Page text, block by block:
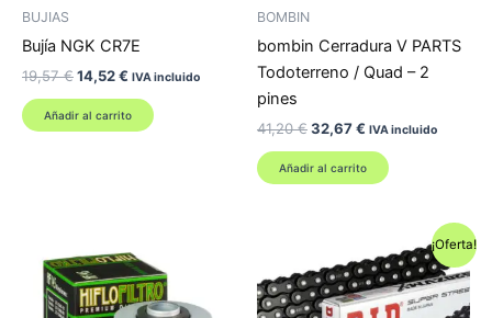
BUJIAS
Bujía NGK CR7E
19,57€El
original
era:
14,52€ El
actual
es:
IVA incluido
Añadir al carrito
BOMBIN
bombin Cerradura V PARTS
Todoterreno / Quad – 2
pines
41,20€El
original
era:
32,67€ El
actual
es:
IVA incluido
Añadir al carrito
¡Oferta!